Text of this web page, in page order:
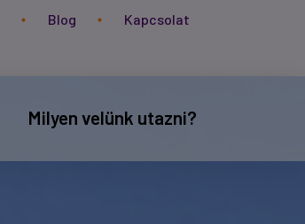
Blog Kapcsolat
Milyen velünk utazni?